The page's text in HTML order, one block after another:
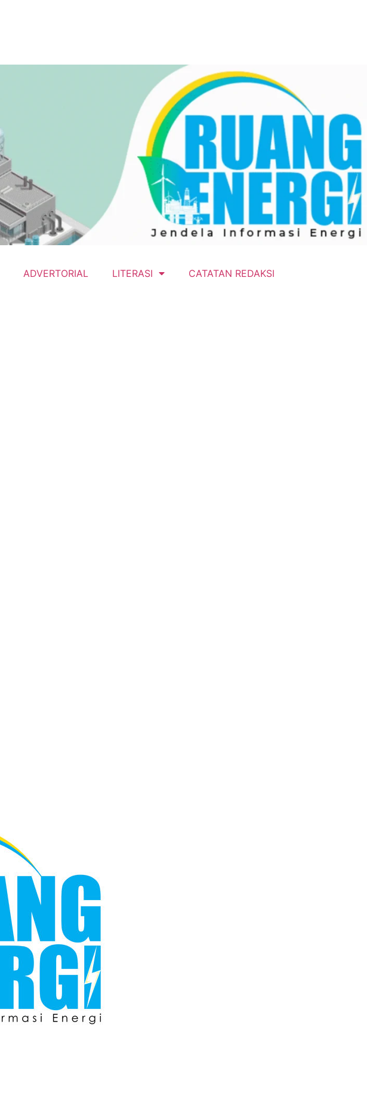
ADVERTORIAL LITERASI CATATAN REDAKSI